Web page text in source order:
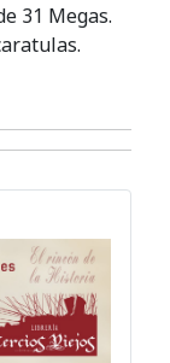
31 Megas.